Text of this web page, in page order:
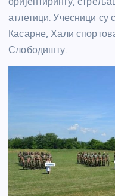
атлетици. Учесници су
Касарне, Хали
Слободишту.